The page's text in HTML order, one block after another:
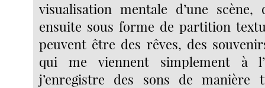
visualisation mentale d’une scène,
ensuite sous forme de partition
peuvent être des rêves, des
qui me viennent simplement à
j’enregistre des sons de manière